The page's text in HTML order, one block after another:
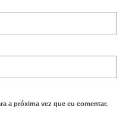
a próxima vez que eu comentar.